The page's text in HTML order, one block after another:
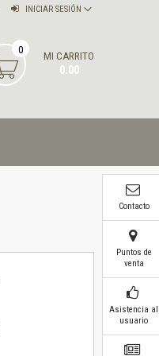
INICIAR SESIÓN
MI CARRITO
0.00
0
Contacto
Puntos de
venta
Asistencia al
usuario